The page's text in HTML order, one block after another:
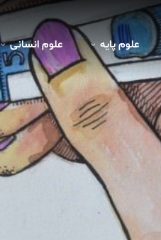
علوم پايه علوم انسانی